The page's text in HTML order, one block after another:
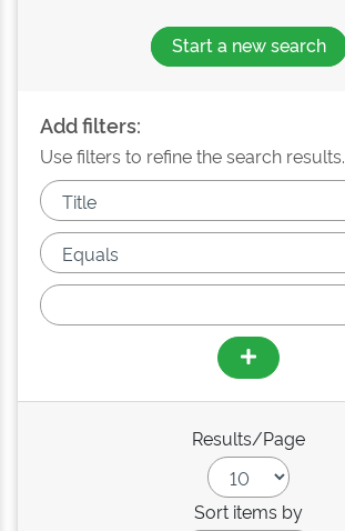
Start a new search
Add filters:
Use filters to refine the search results.
Results/Page
Sort items by